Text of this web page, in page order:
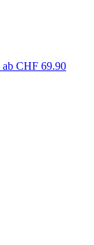
ab CHF 69.90